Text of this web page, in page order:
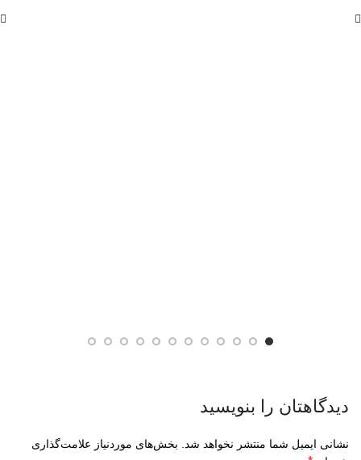
دیدگاهتان را بنویسید
نشانی ایمیل شما منتشر نخواهد شد.
بخش‌های موردنیاز علامت‌گذاری